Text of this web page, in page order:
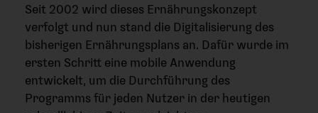
Seit 2002 wird dieses Ernährungskonzept
verfolgt und nun stand die Digitalisierung des
bisherigen Ernährungsplans an. Dafür wurde im
ersten Schritt eine mobile Anwendung
entwickelt, um die Durchführung des
Programms für jeden Nutzer in der heutigen